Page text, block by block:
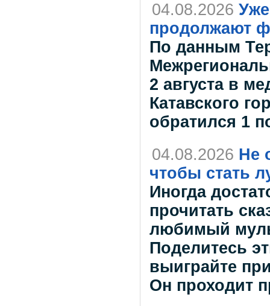
04.08.2026
продолжают
По данным
2 августа в
Катавского
обратился 1
04.08.2026 Не
чтобы стать
Иногда
прочитать
любимый
Поделитесь
выиграйте
Он проходит